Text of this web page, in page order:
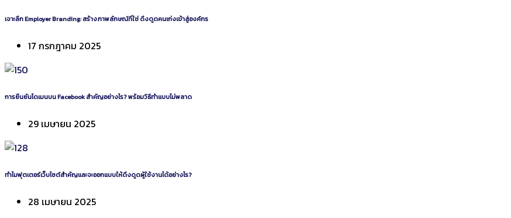
เจาะลึก Employer Branding: สร้างภาพลักษณ์ที่ใช่ ดึงดูดคนเก่งเข้าสู่องค์กร
17 กรกฎาคม 2025
การยืนยันโดเมนบน Facebook สำคัญอย่างไร? พร้อมวิธีทำแบบไม่พลาด
29 เมษายน 2025
ทำไมฟุตเตอร์เว็บไซต์สำคัญและจะออกแบบให้ดึงดูดผู้ใช้งานได้อย่างไร?
28 เมษายน 2025